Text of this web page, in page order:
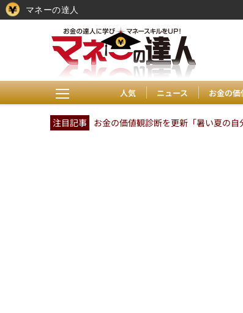
人気 ニュース お金の
注目記事 お金の価値観診断を更新「暑い夏の
マネーの達人